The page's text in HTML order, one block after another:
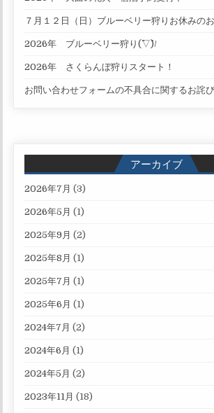
７月１２日（日）ブルーベリー狩りお休みの
2026年 ブルーベリー狩り(^▽^)/
2026年 さくらんぼ狩りスタート！
お問い合わせフォームの不具合に関するお詫び
アーカイブ
2026年7月 (3)
2026年5月 (1)
2025年9月 (2)
2025年8月 (1)
2025年7月 (1)
2025年6月 (1)
2024年7月 (2)
2024年6月 (1)
2024年5月 (2)
2023年11月 (18)